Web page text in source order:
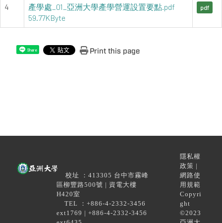
4
產學處_01_亞洲大學產學營運設置要點.pdf
59.77KByte
pdf
Share Print this page
校址 ：413305 台中市霧峰
區柳豐路500號 | 資電大樓
H420室
TEL ：+886-4-2332-3456
ext1769 | +886-4-2332-3456
隱私權
政策 |
網路使
用規範
Copyri
ght
©2023